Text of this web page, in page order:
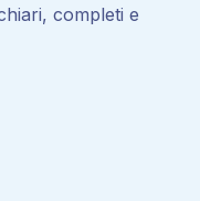
completi e